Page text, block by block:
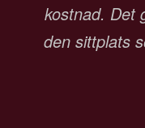
kostnad. Det
den sittplats